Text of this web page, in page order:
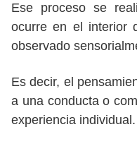
Ese proceso se
ocurre en el interior
observado
Es decir, el
a una conducta o
experiencia individual.